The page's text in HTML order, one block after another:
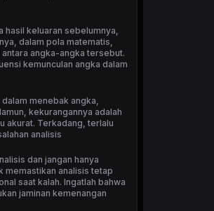
hasil keluaran sebelumnya,
dalam pola matematis,
angka-angka tersebut.
kemunculan angka dalam
menebak angka,
kekurangannya adalah
akurat. Terkadang, terlalu
analisis
dan jangan hanya
memastikan analisis tetap
saat kalah. Ingatlah bahwa
jaminan kemenangan